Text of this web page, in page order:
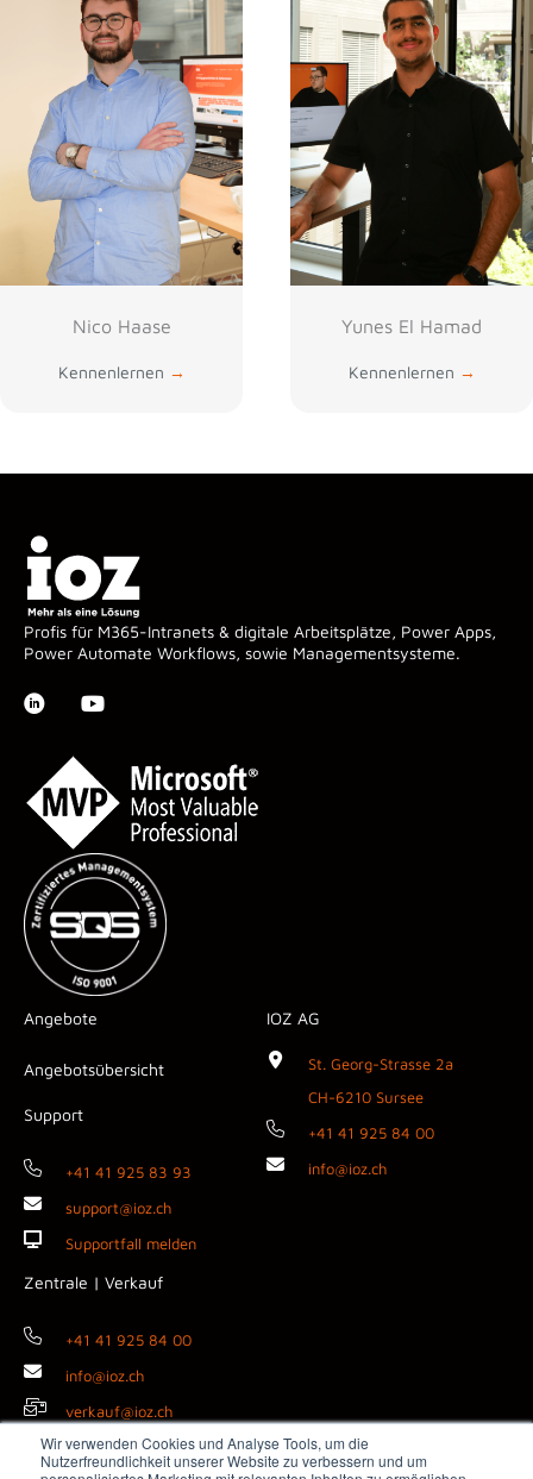
Wir verwenden Cookies und Analyse Tools, um die
Nutzerfreundlichkeit unserer Website zu verbessern und um
Nico Haase
Kennenlernen →
Yunes El Hamad
Kennenlernen →
Profis für M365-Intranets & digitale Arbeitsplätze, Power Apps,
Power Automate Workflows, sowie Managementsysteme.
Angebote
Angebotsübersicht
Support
+41 41 925 83 93
support@ioz.ch
Supportfall melden
Zentrale | Verkauf
+41 41 925 84 00
info@ioz.ch
verkauf@ioz.ch
IOZ AG
St. Georg-Strasse 2a
CH-6210 Sursee
+41 41 925 84 00
info@ioz.ch